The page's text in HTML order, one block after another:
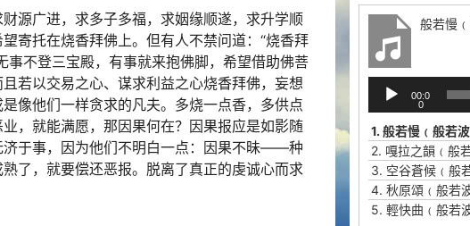
源广进，求多子多福，求姻缘顺遂，求升学顺
寄托在烧香拜佛上。但有人不禁问道：“烧香拜
不登三宝殿，有事就来抱佛脚，希望借助佛菩
若以交易之心、谋求利益之心烧香拜佛，妄想
像他们一样贪求的凡夫。多烧一点香，多供点
，就能满愿，那因果何在？因果报应是如影随
于事，因为他们不明白一点：因果不昧——种
了，就要偿还恶报。脱离了真正的虔诚心而求
般若慢
播
放
器
00:0
0
1. 般若慢﹙般若
2. 嘎拉之韻﹙般
3. 空谷蒼候﹙般
4. 秋原頌﹙般若
5. 輕快曲﹙般若